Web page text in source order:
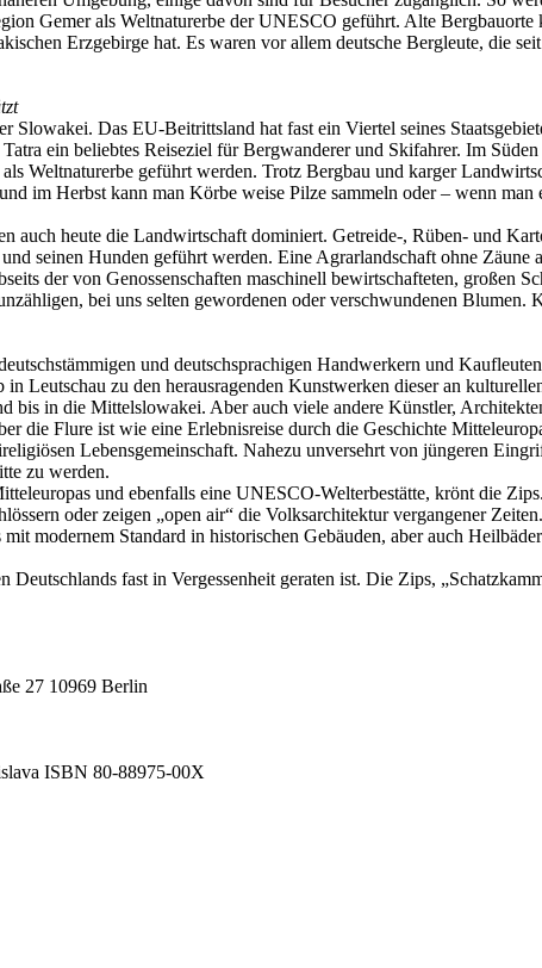
Gemer als Weltnaturerbe der UNESCO geführt. Alte
Erzgebirge hat. Es waren vor allem deutsche Bergleute, die
Slowakei. Das EU-Beitrittsland hat fast ein Viertel seines
ein beliebtes Reiseziel für Bergwanderer und Skifahrer. Im
Weltnaturerbe geführt werden. Trotz Bergbau und karger
im Herbst kann man Körbe weise Pilze sammeln oder – wenn man
auch heute die Landwirtschaft dominiert. Getreide-, Rüben- und
seinen Hunden geführt werden. Eine Agrarlandschaft ohne
der von Genossenschaften maschinell bewirtschafteten, großen
bei uns selten gewordenen oder verschwundenen Blumen.
und deutschsprachigen Handwerkern und
Leutschau zu den herausragenden Kunstwerken dieser an
bis in die Mittelslowakei. Aber auch viele andere Künstler,
die Flure ist wie eine Erlebnisreise durch die Geschichte
Lebensgemeinschaft. Nahezu unversehrt von jüngeren
zu werden.
und ebenfalls eine UNESCO-Welterbestätte, krönt die
oder zeigen „open air“ die Volksarchitektur vergangener
modernem Standard in historischen Gebäuden, aber auch
Deutschlands fast in Vergessenheit geraten ist. Die Zips,
27 10969 Berlin
ISBN 80-88975-00X